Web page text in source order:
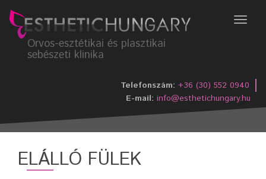
Menü
Orvos-esztétikai és plasztikai
sebészeti klinika
Telefonszám: +36 (30) 552 0940
E-mail: info@esthetichungary.hu
ELÁLLÓ FÜLEK